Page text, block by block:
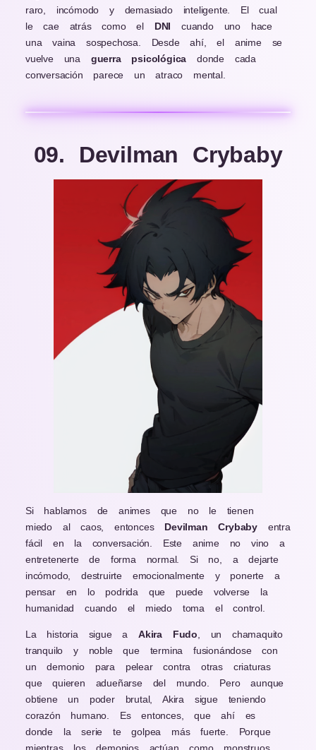
raro, incómodo y demasiado inteligente. El cual
le cae atrás como el DNI cuando uno hace
una vaina sospechosa. Desde ahí, el anime se
vuelve una guerra psicológica donde cada
conversación parece un atraco mental.
09. Devilman Crybaby
Si hablamos de animes que no le tienen
miedo al caos, entonces Devilman Crybaby entra
fácil en la conversación. Este anime no vino a
entretenerte de forma normal. Si no, a dejarte
incómodo, destruirte emocionalmente y ponerte a
pensar en lo podrida que puede volverse la
humanidad cuando el miedo toma el control.
La historia sigue a Akira Fudo , un chamaquito
tranquilo y noble que termina fusionándose con
un demonio para pelear contra otras criaturas
que quieren adueñarse del mundo. Pero aunque
obtiene un poder brutal, Akira sigue teniendo
corazón humano. Es entonces, que ahí es
donde la serie te golpea más fuerte. Porque